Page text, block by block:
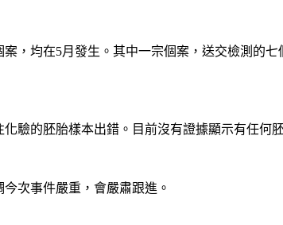
，均在5月發生。其中一宗個案，送交檢測的
驗的胚胎樣本出錯。目前沒有證據顯示有任何
次事件嚴重，會嚴肅跟進。